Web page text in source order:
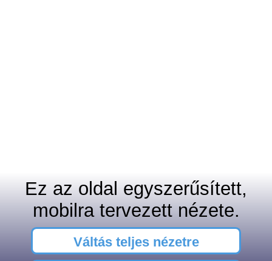
Ez az oldal egyszerűsített,
mobilra tervezett nézete.
Váltás teljes nézetre